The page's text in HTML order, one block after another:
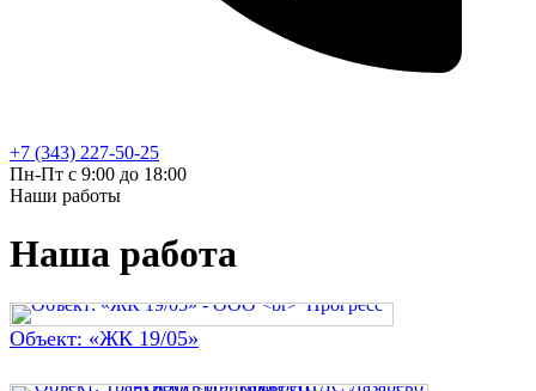
+7 (343) 227-50-25
Пн-Пт с 9:00 до 18:00
Наши работы
Наша работа
Объект: «ЖК 19/05»